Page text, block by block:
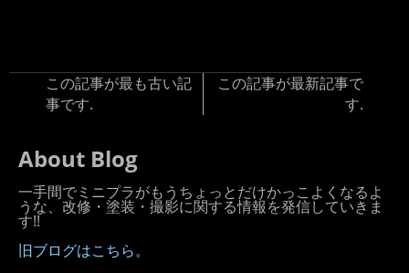
この記事が最も古い記
事です.
この記事が最新記事で
す.
About Blog
一手間でミニプラがもうちょっとだけかっこよくなるよ
うな、改修・塗装・撮影に関する情報を発信していきま
す!!
旧ブログはこちら。